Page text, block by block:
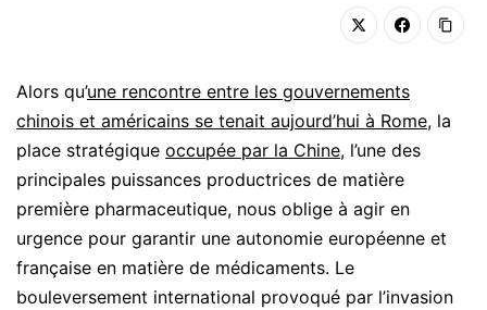
Alors qu’une rencontre entre les gouvernements
chinois et américains se tenait aujourd’hui à Rome, la
place stratégique occupée par la Chine, l’une des
principales puissances productrices de matière
première pharmaceutique, nous oblige à agir en
urgence pour garantir une autonomie européenne et
française en matière de médicaments. Le
bouleversement international provoqué par l’invasion